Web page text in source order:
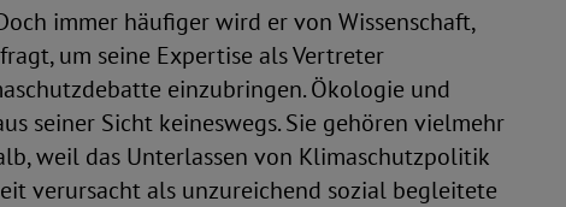
immer häufiger wird er von Wissenschaft,
um seine Expertise als Vertreter
einzubringen. Ökologie und
seiner Sicht keineswegs. Sie gehören vielmehr
weil das Unterlassen von Klimaschutzpolitik
verursacht als unzureichend sozial begleitete